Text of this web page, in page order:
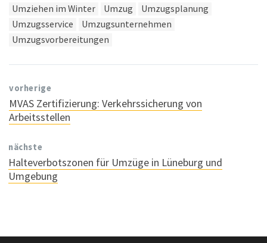
Umziehen im Winter
Umzug
Umzugsplanung
Umzugsservice
Umzugsunternehmen
Umzugsvorbereitungen
vorherige
MVAS Zertifizierung: Verkehrssicherung von
Arbeitsstellen
nächste
Halteverbotszonen für Umzüge in Lüneburg und
Umgebung